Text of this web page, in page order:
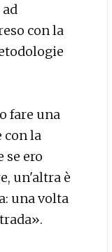
con la
fare una
con la
se ero
un'altra è
una volta